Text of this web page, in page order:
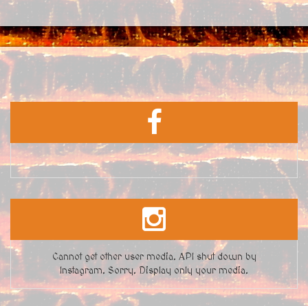
Cannot get other user media. API shut down by
Instagram. Sorry. Display only your media.